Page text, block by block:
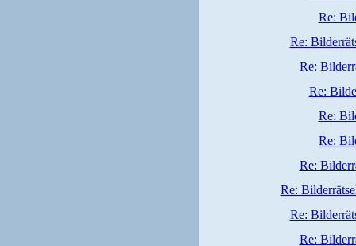
Re:
Re:
Re:
Re:
Re:
Re:
Re:
Re:
Re:
Re: